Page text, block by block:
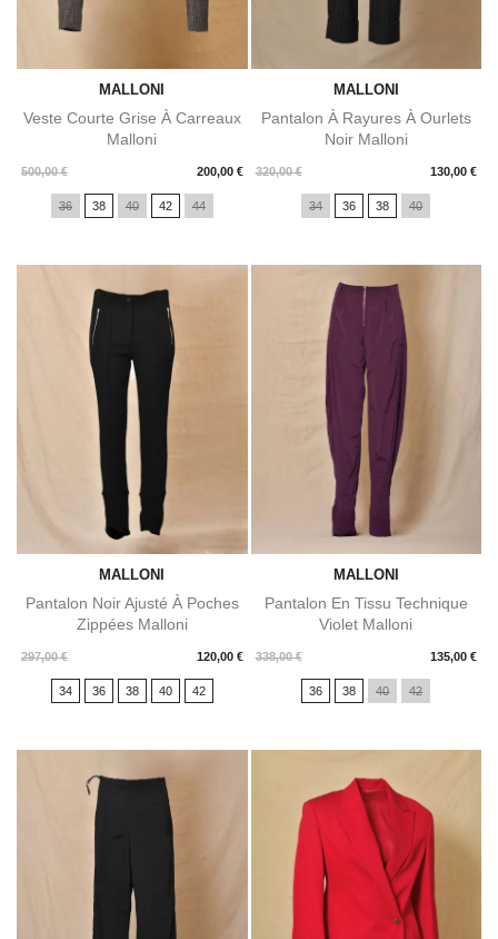
MALLONI
Veste Courte Grise À Carreaux
Malloni
500,00 € 200,00 €
Prix
36 38 40 42 44
MALLONI
Pantalon À Rayures À Ourlets
Noir Malloni
320,00 € 130,00 €
Prix
34 36 38 40
MALLONI
Pantalon Noir Ajusté À Poches
Zippées Malloni
297,00 € 120,00 €
Prix
34 36 38 40 42
MALLONI
Pantalon En Tissu Technique
Violet Malloni
338,00 € 135,00 €
Prix
36 38 40 42